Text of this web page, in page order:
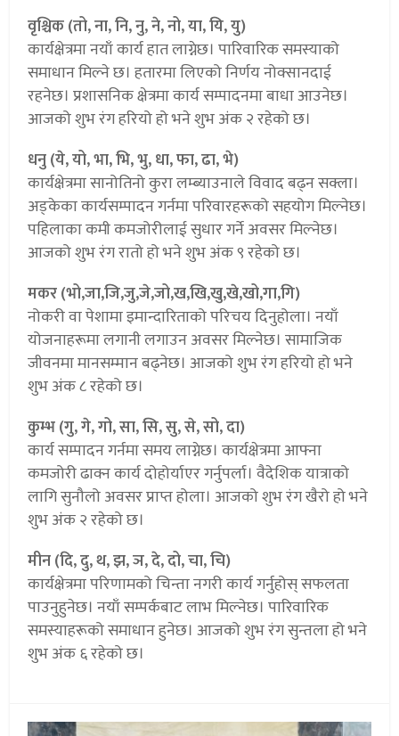
वृश्चिक (तो, ना, नि, नु, ने, नो, या, यि, यु)
कार्यक्षेत्रमा नयाँ कार्य हात लाग्नेछ। पारिवारिक समस्याको
समाधान मिल्ने छ। हतारमा लिएको निर्णय नोक्सानदाई
रहनेछ। प्रशासनिक क्षेत्रमा कार्य सम्पादनमा बाधा आउनेछ।
आजको शुभ रंग हरियो हो भने शुभ अंक २ रहेको छ।
धनु (ये, यो, भा, भि, भु, धा, फा, ढा, भे)
कार्यक्षेत्रमा सानोतिनो कुरा लम्ब्याउनाले विवाद बढ्न सक्ला।
अड्केका कार्यसम्पादन गर्नमा परिवारहरूको सहयोग मिल्नेछ।
पहिलाका कमी कमजोरीलाई सुधार गर्ने अवसर मिल्नेछ।
आजको शुभ रंग रातो हो भने शुभ अंक ९ रहेको छ।
मकर (भो,जा,जि,जु,जे,जो,ख,खि,खु,खे,खो,गा,गि)
नोकरी वा पेशामा इमान्दारिताको परिचय दिनुहोला। नयाँ
योजनाहरूमा लगानी लगाउन अवसर मिल्नेछ। सामाजिक
जीवनमा मानसम्मान बढ्नेछ। आजको शुभ रंग हरियो हो भने
शुभ अंक ८ रहेको छ।
कुम्भ (गु, गे, गो, सा, सि, सु, से, सो, दा)
कार्य सम्पादन गर्नमा समय लाग्नेछ। कार्यक्षेत्रमा आफ्ना
कमजोरी ढाक्न कार्य दोहोर्याएर गर्नुपर्ला। वैदेशिक यात्राको
लागि सुनौलो अवसर प्राप्त होला। आजको शुभ रंग खैरो हो भने
शुभ अंक २ रहेको छ।
मीन (दि, दु, थ, झ, ञ, दे, दो, चा, चि)
कार्यक्षेत्रमा परिणामको चिन्ता नगरी कार्य गर्नुहोस् सफलता
पाउनुहुनेछ। नयाँ सम्पर्कबाट लाभ मिल्नेछ। पारिवारिक
समस्याहरूको समाधान हुनेछ। आजको शुभ रंग सुन्तला हो भने
शुभ अंक ६ रहेको छ।